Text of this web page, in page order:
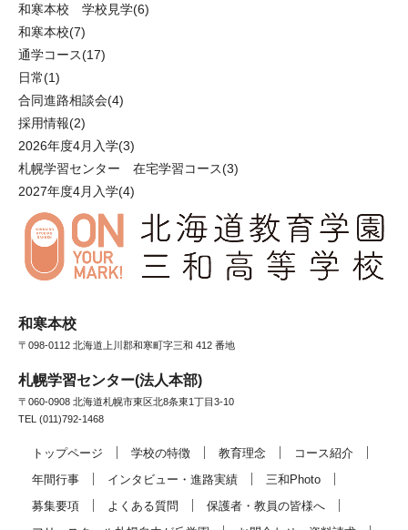
和寒本校 学校見学(6)
和寒本校(7)
通学コース(17)
日常(1)
合同進路相談会(4)
採用情報(2)
2026年度4月入学(3)
札幌学習センター 在宅学習コース(3)
2027年度4月入学(4)
和寒本校
〒098-0112 北海道上川郡和寒町字三和 412 番地
札幌学習センター(法人本部)
〒060-0908 北海道札幌市東区北8条東1丁目3-10
TEL (011)792-1468
トップページ 学校の特徴 教育理念
コース紹介
年間行事
インタビュー・進路実績
三和Photo
募集要項
よくある質問
保護者・教員の皆様へ